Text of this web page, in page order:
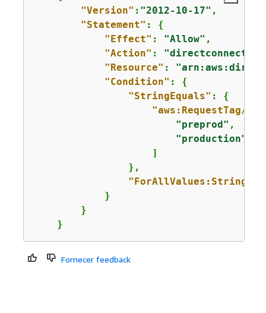
"Version" : "2012-10-17" ,
"Statement" : {
"Effect" : "Allow" ,
"Action" :
"Resource" :
"Condition" : {
"StringEquals" : {
"aws:RequestTag/
"preprod" ,
"production"
                    ]
                },
            }
        }
    }
Fornecer feedback